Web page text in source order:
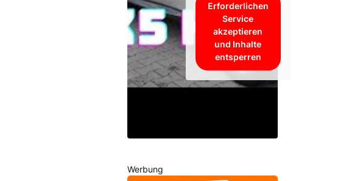
Erforderlichen
Service
akzeptieren
und Inhalte
entsperren
Werbung